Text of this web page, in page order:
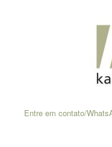
Entre em contato/